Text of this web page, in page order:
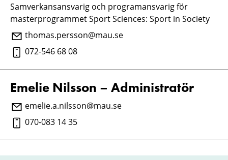
Samverkansansvarig och programansvarig för
masterprogrammet Sport Sciences: Sport in Society
thomas.persson@mau.se
072-546 68 08
Emelie Nilsson – Administratör
emelie.a.nilsson@mau.se
070-083 14 35